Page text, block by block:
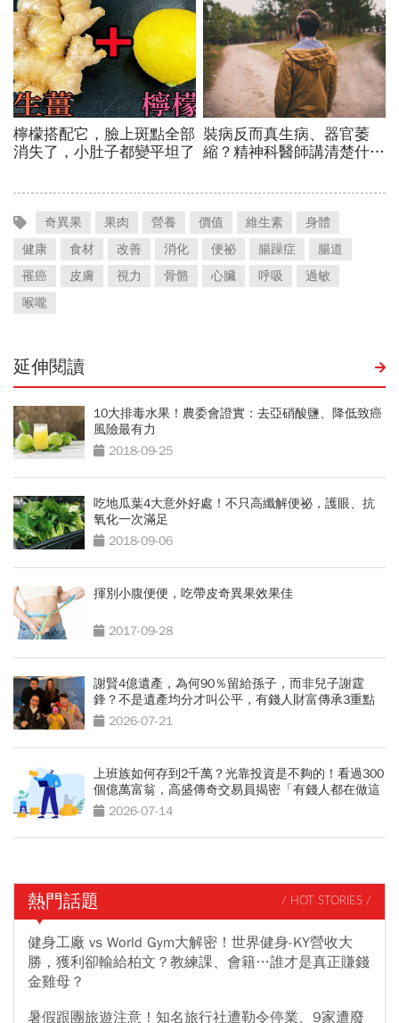
奇異果 果肉 營養 價值 維生素
身體
健康
食材 改善 消化 便祕 腸躁症
腸道
罹癌
皮膚 視力 骨骼 心臟 呼吸
過敏
喉嚨
延伸閱讀
10大排毒水果！農委會證實：去亞硝酸鹽、降低致癌
風險最有力
2018-09-25
吃地瓜葉4大意外好處！不只高纖解便祕，護眼、抗
氧化一次滿足
2018-09-06
揮別小腹便便，吃帶皮奇異果效果佳
2017-09-28
謝賢4億遺產，為何90％留給孫子，而非兒子謝霆
鋒？不是遺產均分才叫公平，有錢人財富傳承3重點
2026-07-21
上班族如何存到2千萬？光靠投資是不夠的！看過300
個億萬富翁，高盛傳奇交易員揭密「有錢人都在做這
2件事」
2026-07-14
熱門話題 / HOT STORIES /
健身工廠 vs World Gym大解密！世界健身-KY營收大
勝，獲利卻輸給柏文？教練課、會籍…誰才是真正賺錢
金雞母？
暑假跟團旅遊注意！知名旅行社遭勒令停業、9家遭廢